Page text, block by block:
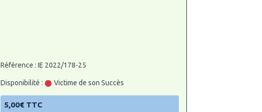
Référence : IE 2022/178-25
Disponibilité : Victime de son Succès
5,00€ TTC